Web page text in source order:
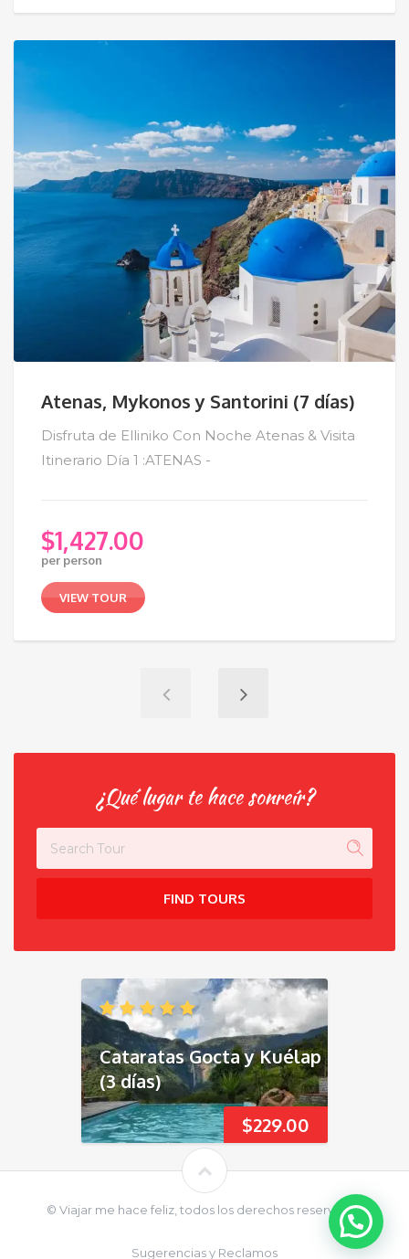
Atenas, Mykonos y Santorini (7 días)
Disfruta de Elliniko Con Noche Atenas & Visita
Itinerario Día 1 :ATENAS -
$1,427.00
per person
VIEW TOUR
¿Qué lugar te hace sonreír?
FIND TOURS
$229.00
Cataratas Gocta y Kuélap
(3 días)
© Viajar me hace feliz, todos los derechos reservados
Sugerencias y Reclamos